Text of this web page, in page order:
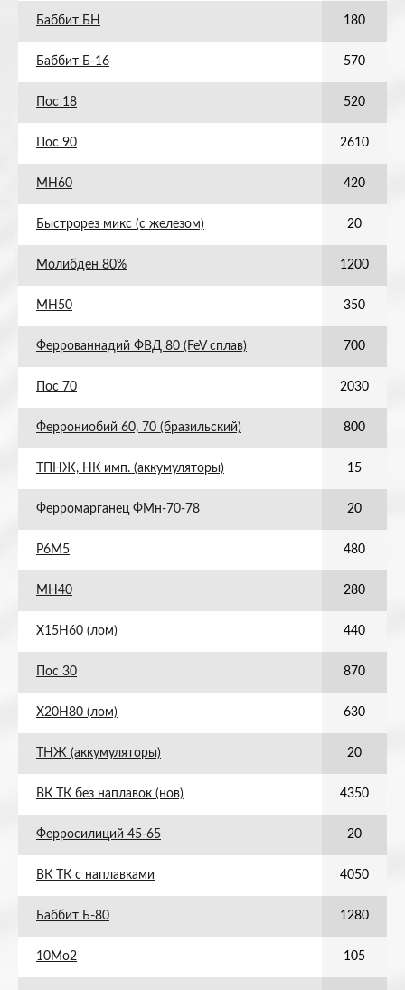
Баббит БН 180
Баббит Б-16 570
Пос 18 520
Пос 90 2610
МН60 420
Быстрорез микс (с железом) 20
Молибден 80% 1200
МН50 350
Феррованнадий ФВД 80 (FeV сплав) 700
Пос 70 2030
Феррониобий 60, 70 (бразильский) 800
ТПНЖ, НК имп. (аккумуляторы) 15
Ферромарганец ФМн-70-78 20
Р6М5 480
МН40 280
Х15Н60 (лом) 440
Пос 30 870
Х20Н80 (лом) 630
ТНЖ (аккумуляторы) 20
ВК ТК без наплавок (нов) 4350
Ферросилиций 45-65 20
ВК ТК с наплавками 4050
Баббит Б-80 1280
10Мо2 105